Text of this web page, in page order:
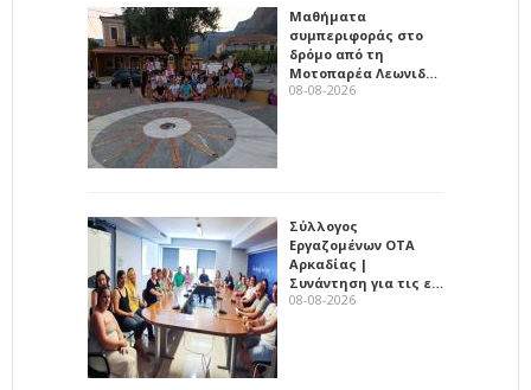
Μαθήματα
συμπεριφοράς στο
δρόμο από τη
Μοτοπαρέα Λεωνιδ…
08-08-2026
Σύλλογος
Εργαζομένων ΟΤΑ
Αρκαδίας |
Συνάντηση για τις ε…
08-08-2026